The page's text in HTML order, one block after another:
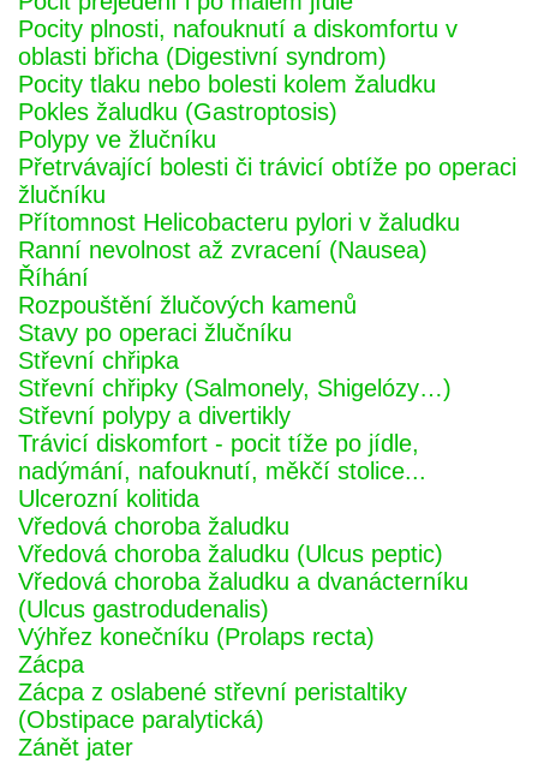
Pocity plnosti, nafouknutí a diskomfortu v
oblasti břicha (Digestivní syndrom)
Pocity tlaku nebo bolesti kolem žaludku
Pokles žaludku (Gastroptosis)
Polypy ve žlučníku
Přetrvávající bolesti či trávicí obtíže po operaci
žlučníku
Přítomnost Helicobacteru pylori v žaludku
Ranní nevolnost až zvracení (Nausea)
Říhání
Rozpouštění žlučových kamenů
Stavy po operaci žlučníku
Střevní chřipka
Střevní chřipky (Salmonely, Shigelózy…)
Střevní polypy a divertikly
Trávicí diskomfort - pocit tíže po jídle,
nadýmání, nafouknutí, měkčí stolice...
Ulcerozní kolitida
Vředová choroba žaludku
Vředová choroba žaludku (Ulcus peptic)
Vředová choroba žaludku a dvanácterníku
(Ulcus gastrodudenalis)
Výhřez konečníku (Prolaps recta)
Zácpa
Zácpa z oslabené střevní peristaltiky
(Obstipace paralytická)
Zánět jater